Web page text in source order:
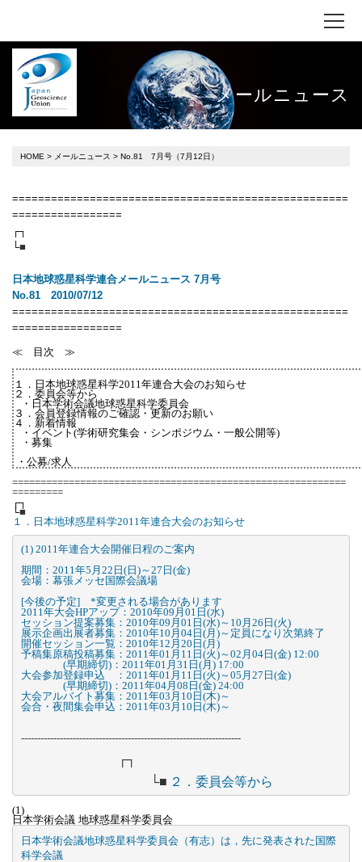
メールニュース
HOME > メールニュース > No.81 7月号（7月12日）
====================================================
=================
┌┐
└■
日本地球惑星科学連合メールニュース 7月号
No.81 2010/07/12
====================================================
=================
≪ 目次 ≫
１．日本地球惑星科学2011年連合大会のお知らせ
２．委員会等から
・日本学術会議地球惑星科学委員会
３． 会員登録情報のご確認・更新のお願い
４ ．新着情報
・イベント(学術研究集会・シンポジウム・一般公開等)
・募集
・公募/求人
===========================================================
=========
┌┐
└■
１． 日本地球惑星科学2011年連合大会のお知らせ
(1) 2011年連合大会開催日程のご案内
期間：2011年5月22日(日)～27日(金)
会場：幕張メッセ国際会議場
[今後の予定]　*変更される場合があります
2011年大会HPアップ：2010年09月01日(水)
セッション提案募集：2010年09月01日(水)～10月26日(火)
展示企画出展者募集：2010年10月04日(月)～定員になり次第終了
開催セッション一覧：2010年12月20日(月)
予稿集原稿投稿募集：2011年01月11日(火)～02月04日(金) 12:00
(早期締切)：2011年01月31日(月) 17:00
大会参加登録申込　：2011年01月11日(火)～05月27日(金)
(早期締切)：2011年04月08日(金) 24:00
大会アルバイト募集：2011年03月10日(木)～
会合・夜間集会申込：2011年03月10日(木)～
--------------------------------------------------------------------
┌┐
					└
■ ２．委員会等から
(1)
日本学術会議 地球惑星科学委員会
日本学術会議地球惑星科学委員会（有志）は，先に発表された国際
科学会議